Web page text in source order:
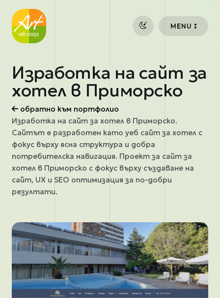
MENU
Изработка на сайт за
хотел в Приморско
обратно към портфолио
Изработка на сайт за хотел в Приморско.
Сайтът е разработен като уеб сайт за хотел с
фокус върху ясна структура и добра
потребителска навигация. Проект за сайт за
хотел в Приморско с фокус върху създаване на
сайт, UX и SEO оптимизация за по-добри
резултати.